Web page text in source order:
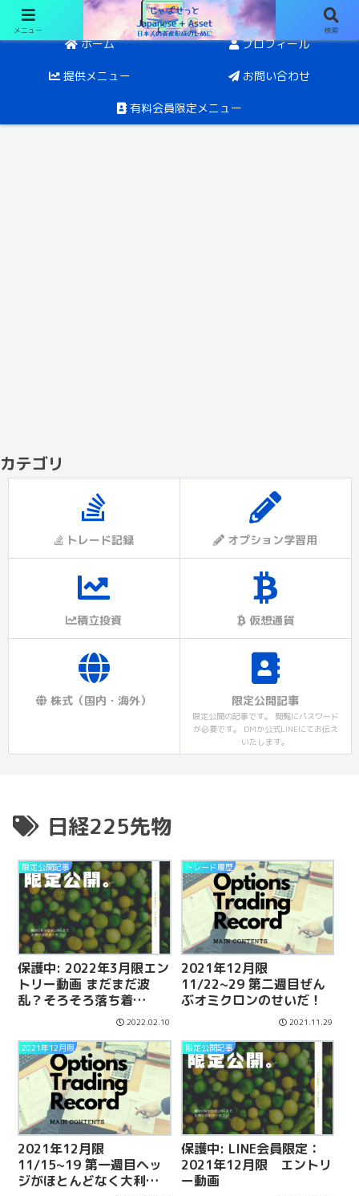
日経オプションと投資。目指すは5年後にFIRE
ホーム プロフィール
提供メニュー お問い合わせ
有料会員限定メニュー
カテゴリ
トレード記録 オプション学習用
積立投資 仮想通貨
株式（国内・海外） 限定公開記事
限定公開の記事です。 閲覧にパスワード
が必要です。 DMか公式LINEにてお伝え
いたします。
日経225先物
限定公開記事
保護中: 2022年3月限エン
トリー動画 まだまだ波
乱？そろそろ落ち着
2022.02.10
トレード履歴
2021年12月限
11/22~29 第二週目ぜん
ぶオミクロンのせいだ！
2021.11.29
2021年12月限
2021年12月限
11/15~19 第一週目ヘッ
ジがほとんどなく大利の
限定公開記事
保護中: LINE会員限定：
2021年12月限 エントリ
ー動画
メニュー 検索